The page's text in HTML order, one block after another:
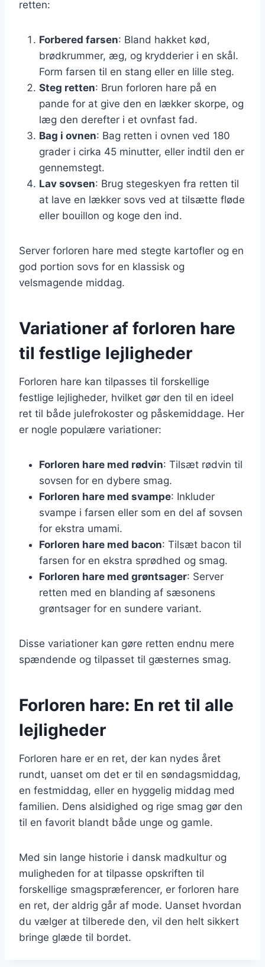
retten:
Forbered farsen: Bland hakket kød,
brødkrummer, æg, og krydderier i en skål.
Form farsen til en stang eller en lille steg.
Steg retten: Brun forloren hare på en
pande for at give den en lækker skorpe, og
læg den derefter i et ovnfast fad.
Bag i ovnen: Bag retten i ovnen ved 180
grader i cirka 45 minutter, eller indtil den er
gennemstegt.
Lav sovsen: Brug stegeskyen fra retten til
at lave en lækker sovs ved at tilsætte fløde
eller bouillon og koge den ind.
Server forloren hare med stegte kartofler og en
god portion sovs for en klassisk og
velsmagende middag.
Variationer af forloren hare
til festlige lejligheder
Forloren hare kan tilpasses til forskellige
festlige lejligheder, hvilket gør den til en ideel
ret til både julefrokoster og påskemiddage. Her
er nogle populære variationer:
Forloren hare med rødvin: Tilsæt rødvin til
sovsen for en dybere smag.
Forloren hare med svampe: Inkluder
svampe i farsen eller som en del af sovsen
for ekstra umami.
Forloren hare med bacon: Tilsæt bacon til
farsen for en ekstra sprødhed og smag.
Forloren hare med grøntsager: Server
retten med en blanding af sæsonens
grøntsager for en sundere variant.
Disse variationer kan gøre retten endnu mere
spændende og tilpasset til gæsternes smag.
Forloren hare: En ret til alle
lejligheder
Forloren hare er en ret, der kan nydes året
rundt, uanset om det er til en søndagsmiddag,
en festmiddag, eller en hyggelig middag med
familien. Dens alsidighed og rige smag gør den
til en favorit blandt både unge og gamle.
Med sin lange historie i dansk madkultur og
muligheden for at tilpasse opskriften til
forskellige smagspræferencer, er forloren hare
en ret, der aldrig går af mode. Uanset hvordan
du vælger at tilberede den, vil den helt sikkert
bringe glæde til bordet.